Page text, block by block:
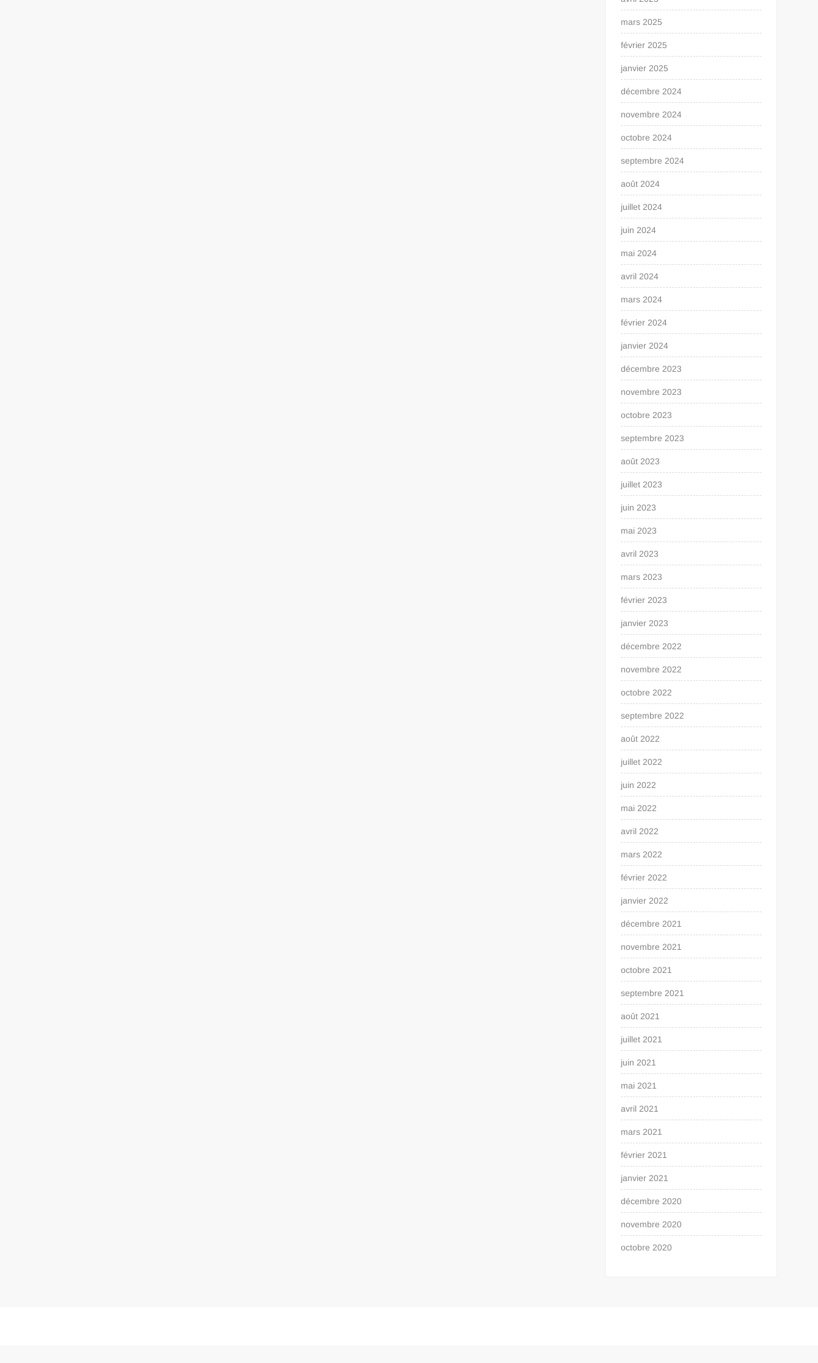
mars 2025
février 2025
janvier 2025
décembre 2024
novembre 2024
octobre 2024
septembre 2024
août 2024
juillet 2024
juin 2024
mai 2024
avril 2024
mars 2024
février 2024
janvier 2024
décembre 2023
novembre 2023
octobre 2023
septembre 2023
août 2023
juillet 2023
juin 2023
mai 2023
avril 2023
mars 2023
février 2023
janvier 2023
décembre 2022
novembre 2022
octobre 2022
septembre 2022
août 2022
juillet 2022
juin 2022
mai 2022
avril 2022
mars 2022
février 2022
janvier 2022
décembre 2021
novembre 2021
octobre 2021
septembre 2021
août 2021
juillet 2021
juin 2021
mai 2021
avril 2021
mars 2021
février 2021
janvier 2021
décembre 2020
novembre 2020
octobre 2020